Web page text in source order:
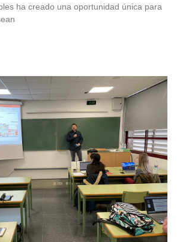
ha creado una oportunidad única para